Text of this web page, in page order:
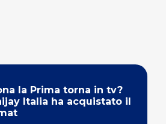
la Prima torna in tv?
Italia ha acquistato il